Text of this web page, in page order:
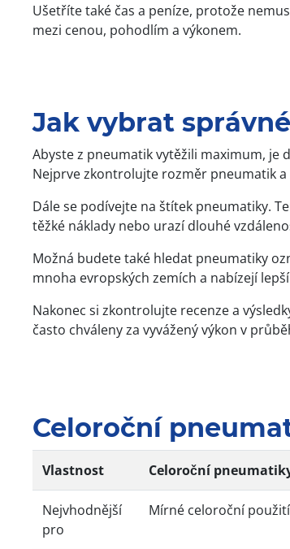
Ušetříte také čas a peníze, protože
mezi cenou, pohodlím a výkonem.
Jak vybrat
Abyste z pneumatik vytěžili maximum, je
Nejprve zkontrolujte rozměr pneumatik
Dále se podívejte na štítek pneumatiky.
těžké náklady nebo urazí dlouhé
Možná budete také hledat pneumatiky
mnoha evropských zemích a nabízejí
Nakonec si zkontrolujte recenze a
často chváleny za vyvážený výkon v
Celoroční
Vlastnost Celoroční
Nejvhodnější
pro
Mírné celoroční použití